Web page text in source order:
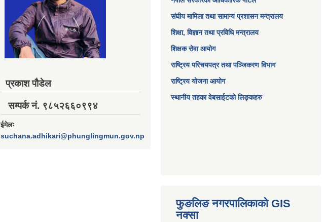
प्रकाश पौडेल
सम्पर्क नं. ९८५२६६०९९४
ईमेलः
suchana.adhikari@phunglingmun.gov.np
संघीय मामिला तथा सामान्य प्रशासन मन्त्रालय
शिक्षा, विज्ञान तथा प्रविधि मन्त्रालय
शिक्षक सेवा आयोग
राष्ट्रिय परिचयपत्र तथा पञ्जिकरण विभाग
राष्ट्रिय योजना आयोग
स्थानीय तहका वेबसाईटको लिङ्कहरु
फुङलिङ नगरपालिकाको GIS
नक्सा